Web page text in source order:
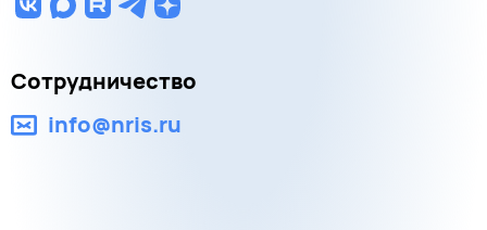
Сотрудничество
info@nris.ru